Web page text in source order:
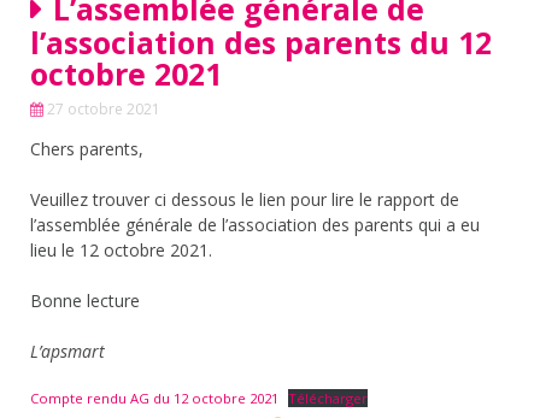
L’assemblée générale de
l’association des parents du 12
octobre 2021
27 octobre 2021
Chers parents,
Veuillez trouver ci dessous le lien pour lire le rapport de
l’assemblée générale de l’association des parents qui a eu
lieu le 12 octobre 2021.
Bonne lecture
L’apsmart
Compte rendu AG du 12 octobre 2021 Télécharger